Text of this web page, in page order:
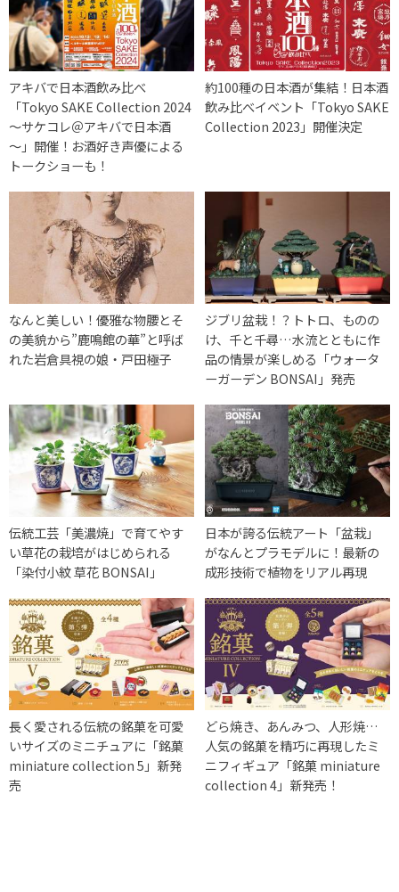
アキバで日本酒飲み比べ
「Tokyo SAKE Collection 2024
～サケコレ＠アキバで日本酒
～」開催！お酒好き声優による
トークショーも！
約100種の日本酒が集結！日本酒
飲み比べイベント「Tokyo SAKE
Collection 2023」開催決定
なんと美しい！優雅な物腰とそ
の美貌から”鹿鳴館の華”と呼ば
れた岩倉具視の娘・戸田極子
ジブリ盆栽！？トトロ、ものの
け、千と千尋…水流とともに作
品の情景が楽しめる「ウォータ
ーガーデン BONSAI」発売
伝統工芸「美濃焼」で育てやす
い草花の栽培がはじめられる
「染付小紋 草花 BONSAI」
日本が誇る伝統アート「盆栽」
がなんとプラモデルに！最新の
成形技術で植物をリアル再現
長く愛される伝統の銘菓を可愛
いサイズのミニチュアに「銘菓
miniature collection 5」新発
売
どら焼き、あんみつ、人形焼…
人気の銘菓を精巧に再現したミ
ニフィギュア「銘菓 miniature
collection 4」新発売！